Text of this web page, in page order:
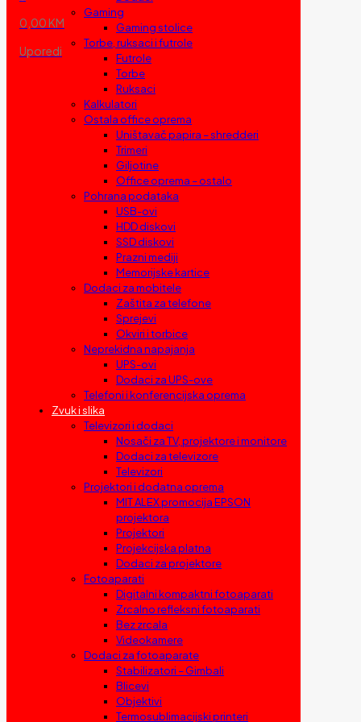
0,00 KM
Uporedi
Gaming
Gaming stolice
Torbe, ruksaci i futrole
Futrole
Torbe
Ruksaci
Kalkulatori
Ostala office oprema
Uništavač papira – shredderi
Trimeri
Giljotine
Office oprema – ostalo
Pohrana podataka
USB-ovi
HDD diskovi
SSD diskovi
Prazni mediji
Memorijske kartice
Dodaci za mobitele
Zaštita za telefone
Sprejevi
Okviri i torbice
Neprekidna napajanja
UPS-ovi
Dodaci za UPS-ove
Telefoni i konferencijska oprema
Zvuk i slika
Televizori i dodaci
Nosači za TV, projektore i monitore
Dodaci za televizore
Televizori
Projektori i dodatna oprema
MIT ALEX promocija EPSON
projektora
Projektori
Projekcijska platna
Dodaci za projektore
Fotoaparati
Digitalni kompaktni fotoaparati
Zrcalno refleksni fotoaparati
Bez zrcala
Videokamere
Dodaci za fotoaparate
Stabilizatori – Gimbali
Blicevi
Objektivi
Termosublimacijski printeri